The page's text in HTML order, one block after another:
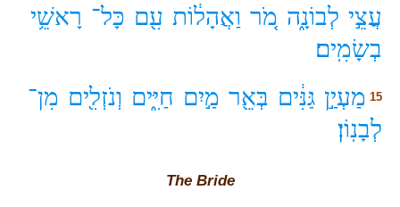
עֲצֵ֣י לְבוֹנָ֑ה מֹ֚ר וַאֲהָל֔וֹת עִ֖ם כָּל־ רָאשֵׁ֥י
בְשָׂמִֽים׃
15 מַעְיַ֣ן גַּנִּ֔ים בְּאֵ֖ר מַ֣יִם חַיִּ֑ים וְנֹזְלִ֖ים מִן־
לְבָנֽוֹן׃
The Bride